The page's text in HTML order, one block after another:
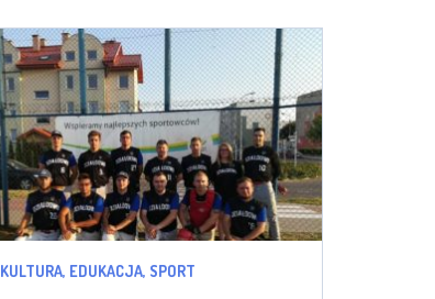
KULTURA, EDUKACJA, SPORT